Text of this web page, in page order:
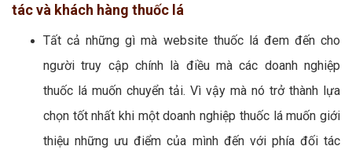
tác và khách hàng thuốc lá
Tất cả những gì mà website thuốc lá đem đến cho
người truy cập chính là điều mà các doanh nghiệp
thuốc lá muốn chuyển tải. Vì vậy mà nó trở thành lựa
chọn tốt nhất khi một doanh nghiệp thuốc lá muốn giới
thiệu những ưu điểm của mình đến với phía đối tác